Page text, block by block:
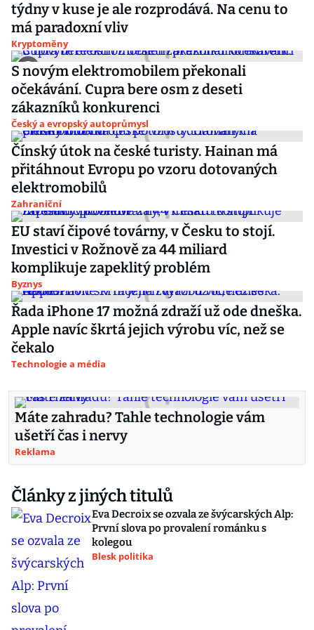
týdny v kuse je ale rozprodává. Na cenu to
má paradoxní vliv
Kryptoměny
S novým elektromobilem překonali
očekávání. Cupra bere osm z deseti
zákazníků konkurenci
Český a evropský autoprůmysl
Čínský útok na české turisty. Hainan má
přitáhnout Evropu po vzoru dotovaných
elektromobilů
Zahraniční
EU staví čipové továrny, v Česku to stojí.
Investici v Rožnově za 44 miliard
komplikuje zapeklitý problém
Byznys
Řada iPhone 17 možná zdraží už ode dneška.
Apple navíc škrtá jejich výrobu víc, než se
čekalo
Technologie a média
Máte zahradu? Tahle technologie vám
ušetří čas i nervy
Reklama
Články z jiných titulů
Eva Decroix se ozvala ze švýcarských Alp:
První slova po provalení románku s
kolegou
Blesk politika